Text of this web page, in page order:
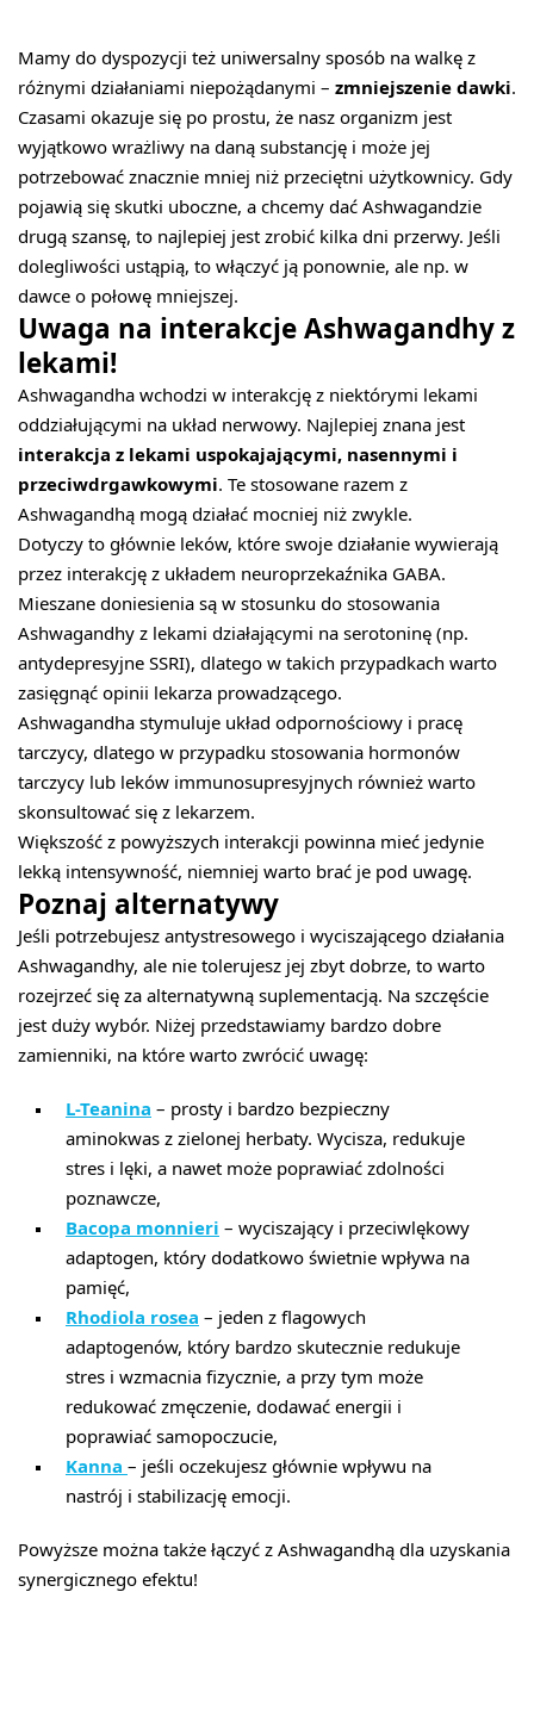
Mamy do dyspozycji też uniwersalny sposób na walkę z
różnymi działaniami niepożądanymi – zmniejszenie dawki.
Czasami okazuje się po prostu, że nasz organizm jest
wyjątkowo wrażliwy na daną substancję i może jej
potrzebować znacznie mniej niż przeciętni użytkownicy. Gdy
pojawią się skutki uboczne, a chcemy dać Ashwagandzie
drugą szansę, to najlepiej jest zrobić kilka dni przerwy. Jeśli
dolegliwości ustąpią, to włączyć ją ponownie, ale np. w
dawce o połowę mniejszej.
Uwaga na interakcje Ashwagandhy z
lekami!
Ashwagandha wchodzi w interakcję z niektórymi lekami
oddziałującymi na układ nerwowy. Najlepiej znana jest
interakcja z lekami uspokajającymi, nasennymi i
przeciwdrgawkowymi. Te stosowane razem z
Ashwagandhą mogą działać mocniej niż zwykle.
Dotyczy to głównie leków, które swoje działanie wywierają
przez interakcję z układem neuroprzekaźnika GABA.
Mieszane doniesienia są w stosunku do stosowania
Ashwagandhy z lekami działającymi na serotoninę (np.
antydepresyjne SSRI), dlatego w takich przypadkach warto
zasięgnąć opinii lekarza prowadzącego.
Ashwagandha stymuluje układ odpornościowy i pracę
tarczycy, dlatego w przypadku stosowania hormonów
tarczycy lub leków immunosupresyjnych również warto
skonsultować się z lekarzem.
Większość z powyższych interakcji powinna mieć jedynie
lekką intensywność, niemniej warto brać je pod uwagę.
Poznaj alternatywy
Jeśli potrzebujesz antystresowego i wyciszającego działania
Ashwagandhy, ale nie tolerujesz jej zbyt dobrze, to warto
rozejrzeć się za alternatywną suplementacją. Na szczęście
jest duży wybór. Niżej przedstawiamy bardzo dobre
zamienniki, na które warto zwrócić uwagę:
L-Teanina – prosty i bardzo bezpieczny
aminokwas z zielonej herbaty. Wycisza, redukuje
stres i lęki, a nawet może poprawiać zdolności
poznawcze,
Bacopa monnieri – wyciszający i przeciwlękowy
adaptogen, który dodatkowo świetnie wpływa na
pamięć,
Rhodiola rosea – jeden z flagowych
adaptogenów, który bardzo skutecznie redukuje
stres i wzmacnia fizycznie, a przy tym może
redukować zmęczenie, dodawać energii i
poprawiać samopoczucie,
Kanna – jeśli oczekujesz głównie wpływu na
nastrój i stabilizację emocji.
Powyższe można także łączyć z Ashwagandhą dla uzyskania
synergicznego efektu!